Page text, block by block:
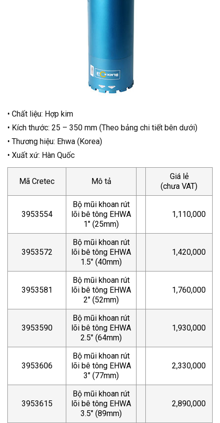
• Chất liệu: Hợp kim
• Kích thước: 25 – 350 mm (Theo bảng chi tiết bên dưới)
• Thương hiệu: Ehwa (Korea)
• Xuất xứ: Hàn Quốc
Mã Cretec Mô tả
Giá lẻ
(chưa VAT)
3953554
Bộ mũi khoan rút
lõi bê tông EHWA
1″ (25mm)
1,110,000
3953572
Bộ mũi khoan rút
lõi bê tông EHWA
1.5″ (40mm)
1,420,000
3953581
Bộ mũi khoan rút
lõi bê tông EHWA
2″ (52mm)
1,760,000
3953590
Bộ mũi khoan rút
lõi bê tông EHWA
2.5″ (64mm)
1,930,000
3953606
Bộ mũi khoan rút
lõi bê tông EHWA
3″ (77mm)
2,330,000
3953615
Bộ mũi khoan rút
lõi bê tông EHWA
3.5″ (89mm)
2,890,000